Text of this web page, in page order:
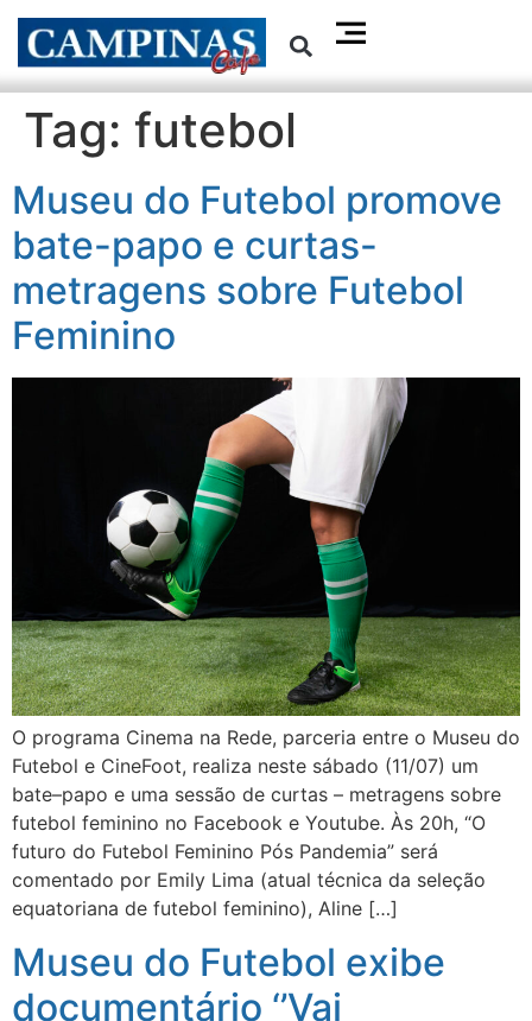
Tag: futebol
Museu do Futebol promove
bate-papo e curtas-
metragens sobre Futebol
Feminino
O programa Cinema na Rede, parceria entre o Museu do
Futebol e CineFoot, realiza neste sábado (11/07) um
bate–papo e uma sessão de curtas – metragens sobre
futebol feminino no Facebook e Youtube. Às 20h, “O
futuro do Futebol Feminino Pós Pandemia” será
comentado por Emily Lima (atual técnica da seleção
equatoriana de futebol feminino), Aline […]
Museu do Futebol exibe
documentário ‘’Vai